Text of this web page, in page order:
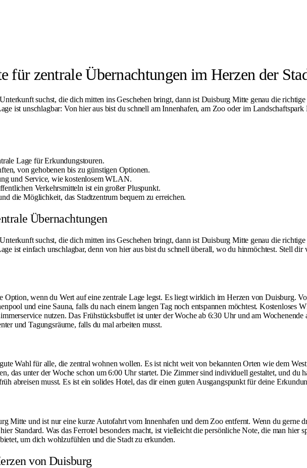
für zentrale Übernachtungen im Herzen der
suchst, die dich mitten ins Geschehen bringt, dann ist Duisburg Mitte genau die
ist unschlagbar: Von hier aus bist du schnell amInnenhafen, am Zoo oder im Landschaftspark
Lage für Erkundungstouren.
von gehobenen bis zu günstigen Optionen.
und Service, wie kostenlosem WLAN.
Verkehrsmitteln ist ein großer Pluspunkt.
die Möglichkeit, das Stadtzentrum bequem zu erreichen.
Übernachtungen
suchst, die dich mitten ins Geschehen bringt, dann ist Duisburg Mitte genau die
ist einfach unschlagbar, denn von hier aus bist du schnell überall, wo du hinmöchtest. Stell
wenn du Wert auf eine zentrale Lage legst. Es liegt wirklich im Herzen von Duisburg.
und eine Sauna, falls du nach einem langen Tag noch entspannen möchtest.
nutzen. Das Frühstücksbuffet ist unter der Woche ab 6:30 Uhr und am
und Tagungsräume, falls du mal arbeiten musst.
Wahl für alle, die zentral wohnen wollen. Es ist nicht weit von bekannten Orten wie dem
das unter der Woche schon um 6:00 Uhr startet. Die Zimmer sind individuell gestaltet, und
abreisen musst. Es ist ein solides Hotel, das dir einen guten Ausgangspunkt für deine
Mitte und ist nur eine kurze Autofahrt vom Innenhafen und dem Zoo entfernt. Wenn du gerne
Standard. Was das Ferrotel besonders macht, ist vielleicht die persönliche Note, die man
um dich wohlzufühlen und die Stadt zu erkunden.
von Duisburg